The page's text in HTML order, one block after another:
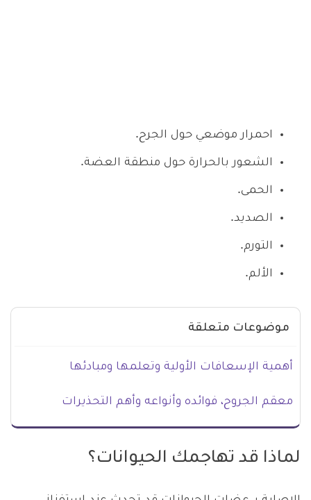
احمرار موضعي حول الجرح.
الشعور بالحرارة حول منطقة العضة.
الحمى.
الصديد.
التورم.
الألم.
موضوعات متعلقة
أهمية الإسعافات الأولية وتعلمها ومبادئها
معقم الجروح، فوائده وأنواعه وأهم التحذيرات
لماذا قد تهاجمك الحيوانات؟